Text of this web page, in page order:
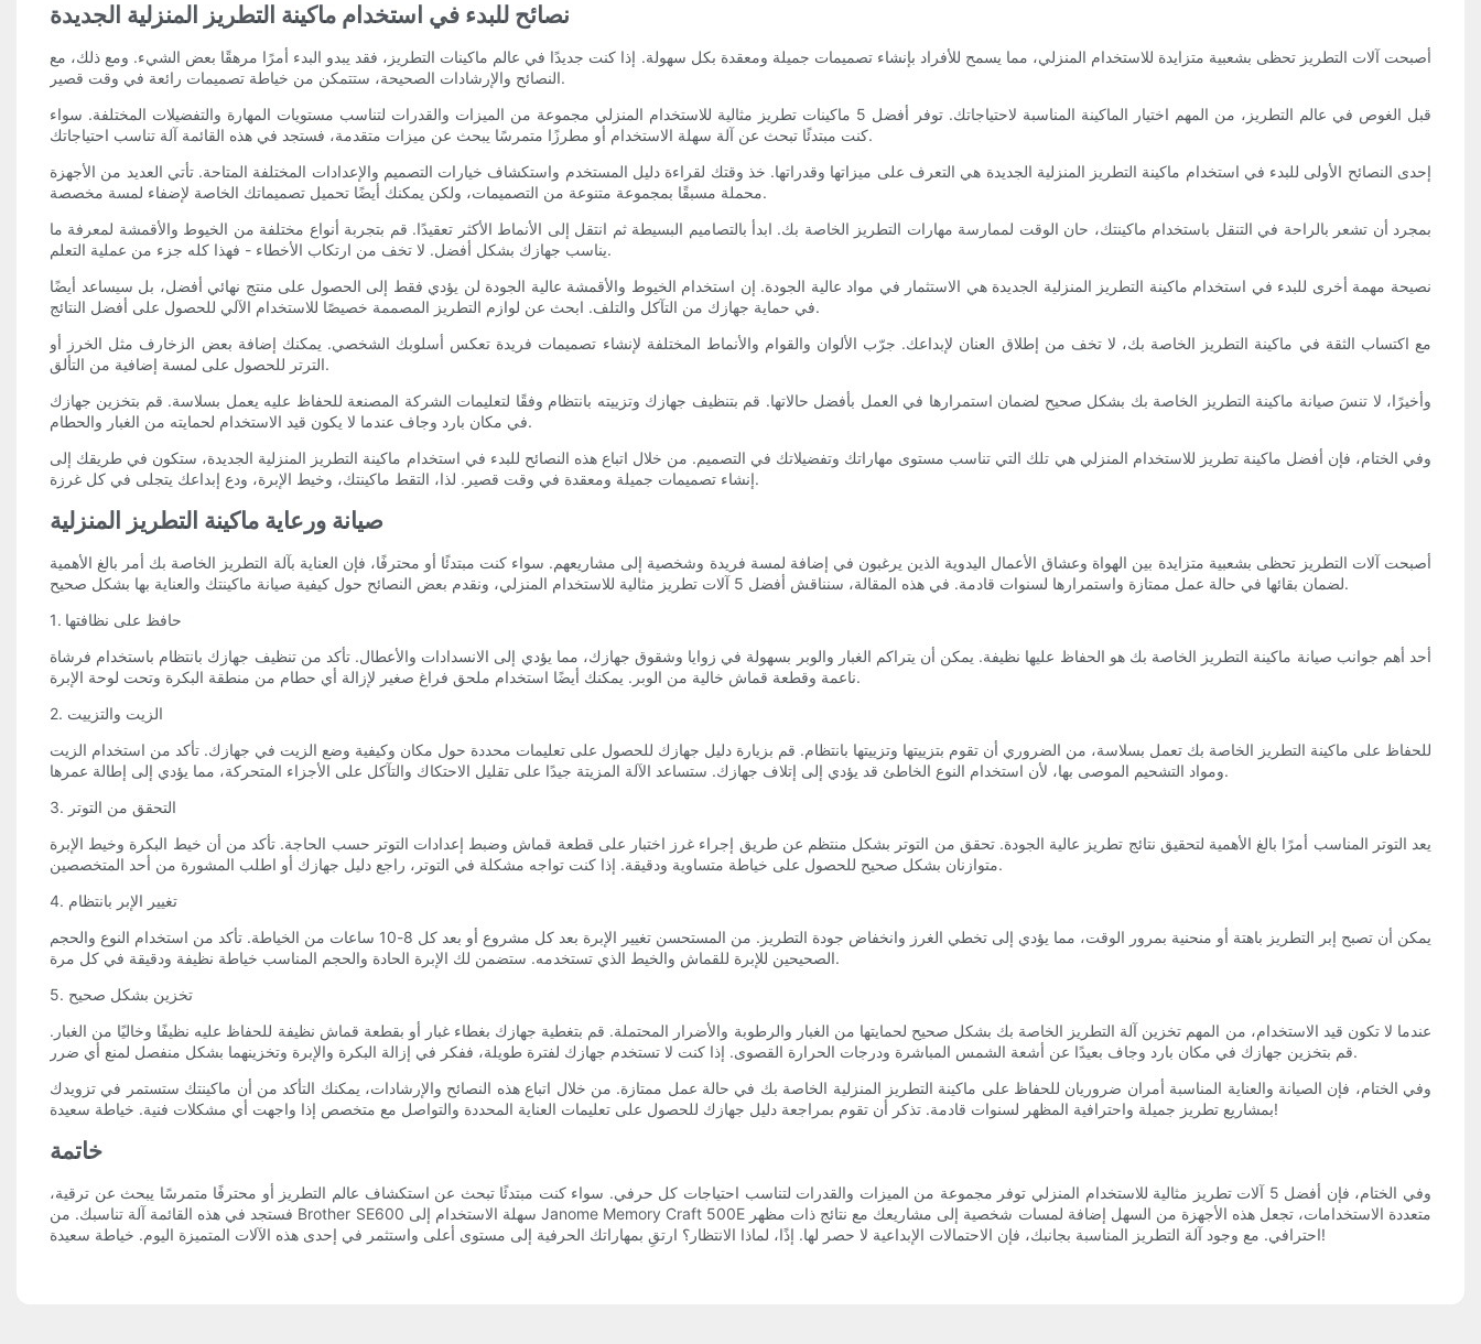
نصائح للبدء في استخدام ماكينة التطريز المنزلية الجديدة
أصبحت آلات التطريز تحظى بشعبية متزايدة للاستخدام المنزلي، مما يسمح للأفراد بإنشاء تصميمات جميلة ومعقدة بكل سهولة. إذا كنت جديدًا في عالم ماكينات التطريز، فقد يبدو البدء أمرًا مرهقًا بعض الشيء. ومع ذلك، مع
النصائح والإرشادات الصحيحة، ستتمكن من خياطة تصميمات رائعة في وقت قصير.
قبل الغوص في عالم التطريز، من المهم اختيار الماكينة المناسبة لاحتياجاتك. توفر أفضل 5 ماكينات تطريز مثالية للاستخدام المنزلي مجموعة من الميزات والقدرات لتناسب مستويات المهارة والتفضيلات المختلفة. سواء
كنت مبتدئًا تبحث عن آلة سهلة الاستخدام أو مطرزًا متمرسًا يبحث عن ميزات متقدمة، فستجد في هذه القائمة آلة تناسب احتياجاتك.
إحدى النصائح الأولى للبدء في استخدام ماكينة التطريز المنزلية الجديدة هي التعرف على ميزاتها وقدراتها. خذ وقتك لقراءة دليل المستخدم واستكشاف خيارات التصميم والإعدادات المختلفة المتاحة. تأتي العديد من الأجهزة
محملة مسبقًا بمجموعة متنوعة من التصميمات، ولكن يمكنك أيضًا تحميل تصميماتك الخاصة لإضفاء لمسة مخصصة.
بمجرد أن تشعر بالراحة في التنقل باستخدام ماكينتك، حان الوقت لممارسة مهارات التطريز الخاصة بك. ابدأ بالتصاميم البسيطة ثم انتقل إلى الأنماط الأكثر تعقيدًا. قم بتجربة أنواع مختلفة من الخيوط والأقمشة لمعرفة ما
يناسب جهازك بشكل أفضل. لا تخف من ارتكاب الأخطاء - فهذا كله جزء من عملية التعلم.
نصيحة مهمة أخرى للبدء في استخدام ماكينة التطريز المنزلية الجديدة هي الاستثمار في مواد عالية الجودة. إن استخدام الخيوط والأقمشة عالية الجودة لن يؤدي فقط إلى الحصول على منتج نهائي أفضل، بل سيساعد أيضًا
في حماية جهازك من التآكل والتلف. ابحث عن لوازم التطريز المصممة خصيصًا للاستخدام الآلي للحصول على أفضل النتائج.
مع اكتساب الثقة في ماكينة التطريز الخاصة بك، لا تخف من إطلاق العنان لإبداعك. جرّب الألوان والقوام والأنماط المختلفة لإنشاء تصميمات فريدة تعكس أسلوبك الشخصي. يمكنك إضافة بعض الزخارف مثل الخرز أو
الترتر للحصول على لمسة إضافية من التألق.
وأخيرًا، لا تنسَ صيانة ماكينة التطريز الخاصة بك بشكل صحيح لضمان استمرارها في العمل بأفضل حالاتها. قم بتنظيف جهازك وتزييته بانتظام وفقًا لتعليمات الشركة المصنعة للحفاظ عليه يعمل بسلاسة. قم بتخزين جهازك
في مكان بارد وجاف عندما لا يكون قيد الاستخدام لحمايته من الغبار والحطام.
وفي الختام، فإن أفضل ماكينة تطريز للاستخدام المنزلي هي تلك التي تناسب مستوى مهاراتك وتفضيلاتك في التصميم. من خلال اتباع هذه النصائح للبدء في استخدام ماكينة التطريز المنزلية الجديدة، ستكون في طريقك إلى
إنشاء تصميمات جميلة ومعقدة في وقت قصير. لذا، التقط ماكينتك، وخيط الإبرة، ودع إبداعك يتجلى في كل غرزة.
صيانة ورعاية ماكينة التطريز المنزلية
أصبحت آلات التطريز تحظى بشعبية متزايدة بين الهواة وعشاق الأعمال اليدوية الذين يرغبون في إضافة لمسة فريدة وشخصية إلى مشاريعهم. سواء كنت مبتدئًا أو محترفًا، فإن العناية بآلة التطريز الخاصة بك أمر بالغ الأهمية
لضمان بقائها في حالة عمل ممتازة واستمرارها لسنوات قادمة. في هذه المقالة، سنناقش أفضل 5 آلات تطريز مثالية للاستخدام المنزلي، ونقدم بعض النصائح حول كيفية صيانة ماكينتك والعناية بها بشكل صحيح.
1. حافظ على نظافتها
أحد أهم جوانب صيانة ماكينة التطريز الخاصة بك هو الحفاظ عليها نظيفة. يمكن أن يتراكم الغبار والوبر بسهولة في زوايا وشقوق جهازك، مما يؤدي إلى الانسدادات والأعطال. تأكد من تنظيف جهازك بانتظام باستخدام فرشاة
ناعمة وقطعة قماش خالية من الوبر. يمكنك أيضًا استخدام ملحق فراغ صغير لإزالة أي حطام من منطقة البكرة وتحت لوحة الإبرة.
2. الزيت والتزييت
للحفاظ على ماكينة التطريز الخاصة بك تعمل بسلاسة، من الضروري أن تقوم بتزييتها وتزييتها بانتظام. قم بزيارة دليل جهازك للحصول على تعليمات محددة حول مكان وكيفية وضع الزيت في جهازك. تأكد من استخدام الزيت
ومواد التشحيم الموصى بها، لأن استخدام النوع الخاطئ قد يؤدي إلى إتلاف جهازك. ستساعد الآلة المزيتة جيدًا على تقليل الاحتكاك والتآكل على الأجزاء المتحركة، مما يؤدي إلى إطالة عمرها.
3. التحقق من التوتر
يعد التوتر المناسب أمرًا بالغ الأهمية لتحقيق نتائج تطريز عالية الجودة. تحقق من التوتر بشكل منتظم عن طريق إجراء غرز اختبار على قطعة قماش وضبط إعدادات التوتر حسب الحاجة. تأكد من أن خيط البكرة وخيط الإبرة
متوازنان بشكل صحيح للحصول على خياطة متساوية ودقيقة. إذا كنت تواجه مشكلة في التوتر، راجع دليل جهازك أو اطلب المشورة من أحد المتخصصين.
4. تغيير الإبر بانتظام
يمكن أن تصبح إبر التطريز باهتة أو منحنية بمرور الوقت، مما يؤدي إلى تخطي الغرز وانخفاض جودة التطريز. من المستحسن تغيير الإبرة بعد كل مشروع أو بعد كل 8-10 ساعات من الخياطة. تأكد من استخدام النوع والحجم
الصحيحين للإبرة للقماش والخيط الذي تستخدمه. ستضمن لك الإبرة الحادة والحجم المناسب خياطة نظيفة ودقيقة في كل مرة.
5. تخزين بشكل صحيح
عندما لا تكون قيد الاستخدام، من المهم تخزين آلة التطريز الخاصة بك بشكل صحيح لحمايتها من الغبار والرطوبة والأضرار المحتملة. قم بتغطية جهازك بغطاء غبار أو بقطعة قماش نظيفة للحفاظ عليه نظيفًا وخاليًا من الغبار.
قم بتخزين جهازك في مكان بارد وجاف بعيدًا عن أشعة الشمس المباشرة ودرجات الحرارة القصوى. إذا كنت لا تستخدم جهازك لفترة طويلة، ففكر في إزالة البكرة والإبرة وتخزينهما بشكل منفصل لمنع أي ضرر.
وفي الختام، فإن الصيانة والعناية المناسبة أمران ضروريان للحفاظ على ماكينة التطريز المنزلية الخاصة بك في حالة عمل ممتازة. من خلال اتباع هذه النصائح والإرشادات، يمكنك التأكد من أن ماكينتك ستستمر في تزويدك
بمشاريع تطريز جميلة واحترافية المظهر لسنوات قادمة. تذكر أن تقوم بمراجعة دليل جهازك للحصول على تعليمات العناية المحددة والتواصل مع متخصص إذا واجهت أي مشكلات فنية. خياطة سعيدة!
خاتمة
وفي الختام، فإن أفضل 5 آلات تطريز مثالية للاستخدام المنزلي توفر مجموعة من الميزات والقدرات لتناسب احتياجات كل حرفي. سواء كنت مبتدئًا تبحث عن استكشاف عالم التطريز أو محترفًا متمرسًا يبحث عن ترقية،
فستجد في هذه القائمة آلة تناسبك. من Brother SE600 سهلة الاستخدام إلى Janome Memory Craft 500E متعددة الاستخدامات، تجعل هذه الأجهزة من السهل إضافة لمسات شخصية إلى مشاريعك مع نتائج ذات مظهر
احترافي. مع وجود آلة التطريز المناسبة بجانبك، فإن الاحتمالات الإبداعية لا حصر لها. إذًا، لماذا الانتظار؟ ارتقِ بمهاراتك الحرفية إلى مستوى أعلى واستثمر في إحدى هذه الآلات المتميزة اليوم. خياطة سعيدة!